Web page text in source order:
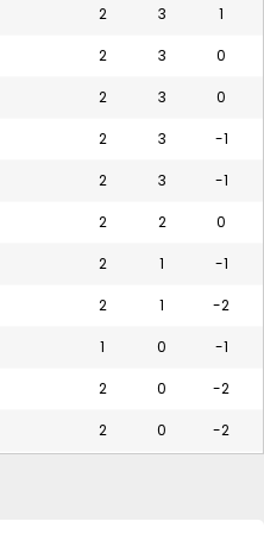
2 3 1
2 3 0
2 3 0
2 3 -1
2 3 -1
2 2 0
2 1 -1
2 1 -2
1 0 -1
2 0 -2
2 0 -2